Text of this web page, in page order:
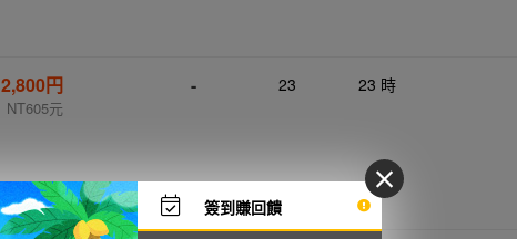
簽到賺回饋
2,800円
NT605元
- 23 23 時